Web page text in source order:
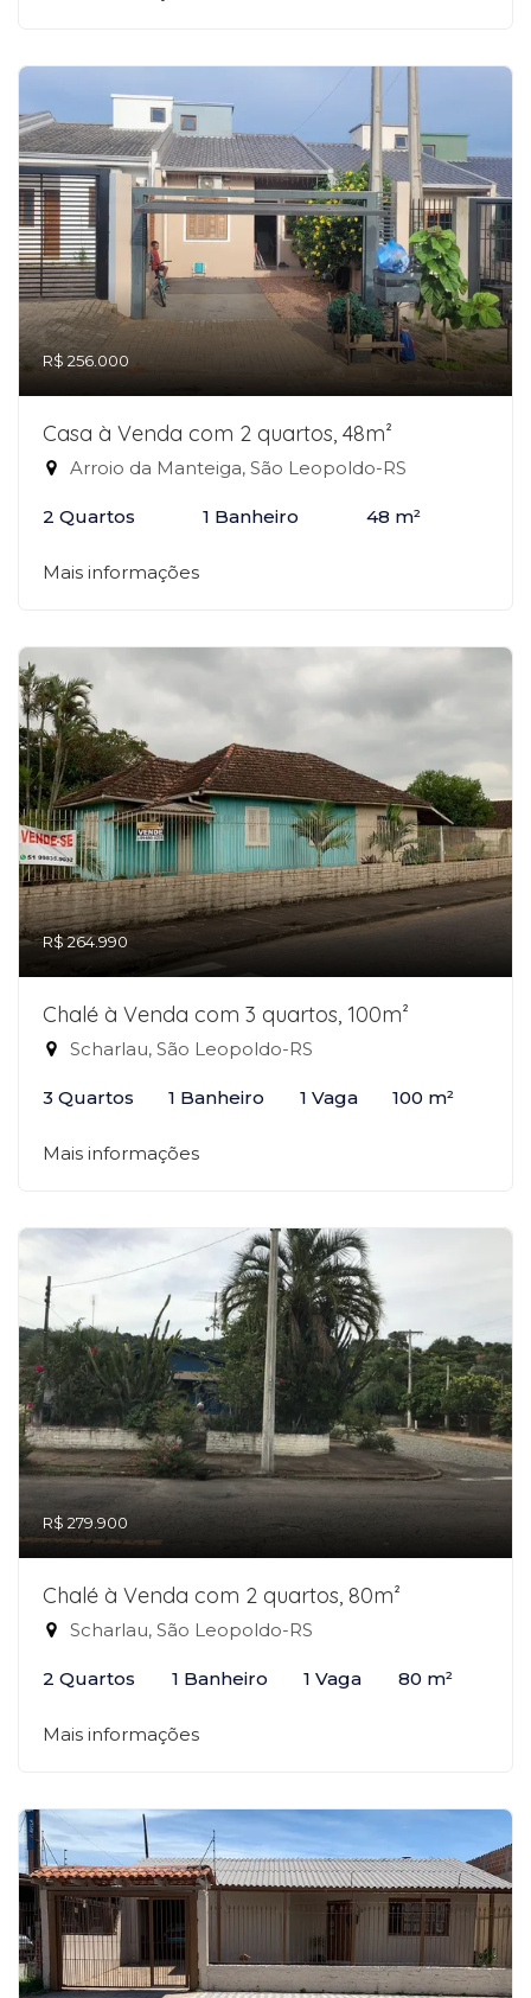
R$ 256.000
Casa à Venda com 2 quartos, 48m²
Arroio da Manteiga, São Leopoldo-RS
2 Quartos 1 Banheiro 48 m²
Mais informações
R$ 264.990
Chalé à Venda com 3 quartos, 100m²
Scharlau, São Leopoldo-RS
3 Quartos 1 Banheiro 1 Vaga 100 m²
Mais informações
R$ 279.900
Chalé à Venda com 2 quartos, 80m²
Scharlau, São Leopoldo-RS
2 Quartos 1 Banheiro 1 Vaga 80 m²
Mais informações